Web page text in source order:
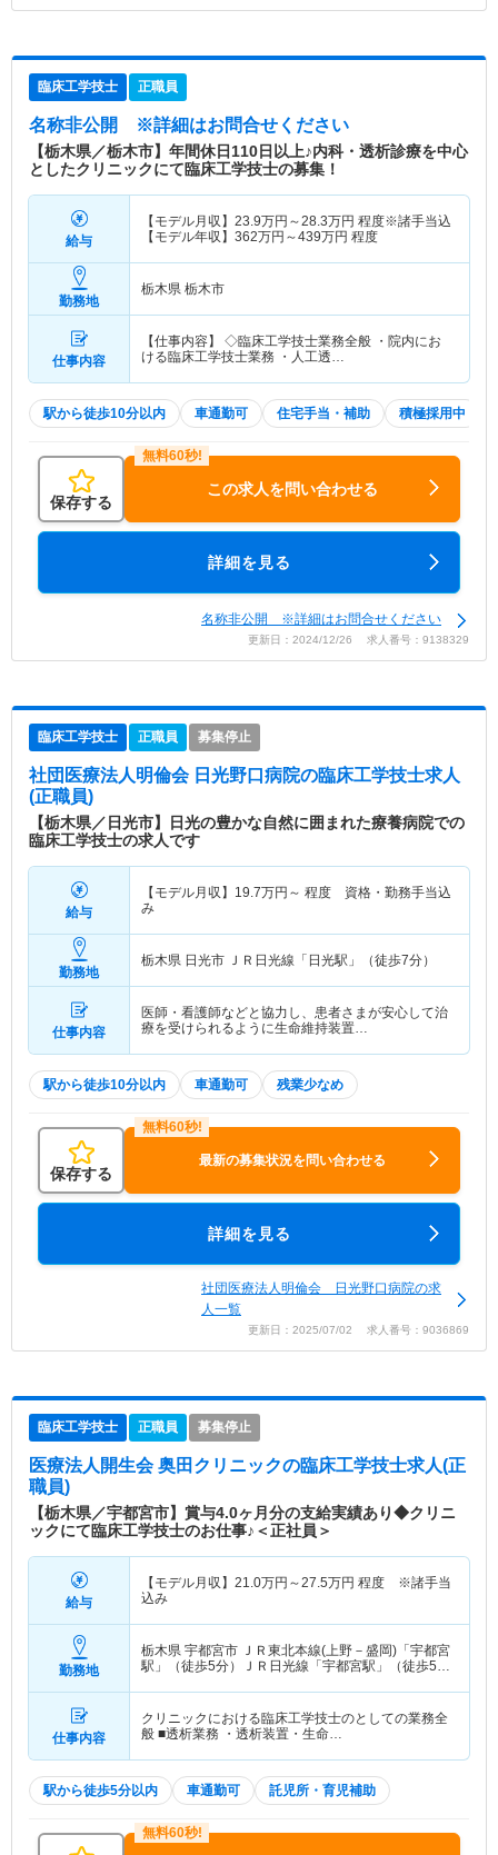
臨床工学技士 正職員
名称非公開 ※詳細はお問合せください
【栃木県／栃木市】年間休日110日以上♪内科・透析診療を中心
としたクリニックにて臨床工学技士の募集！
給与
【モデル月収】 23.9万円～28.3万円 程度※諸手当込
【モデル年収】 362万円～439万円 程度
勤務地
栃木県 栃木市
仕事内容
【仕事内容】 ◇臨床工学技士業務全般 ・院内にお
ける臨床工学技士業務 ・人工透…
駅から徒歩10分以内 車通勤可 住宅手当・補助 積極採用中
保存する
この求人を問い合わせる
詳細を見る
名称非公開 ※詳細はお問合せください
更新日：2024/12/26 求人番号：9138329
臨床工学技士 正職員 募集停止
社団医療法人明倫会 日光野口病院の臨床工学技士求人
(正職員)
【栃木県／日光市】日光の豊かな自然に囲まれた療養病院での
臨床工学技士の求人です
給与
【モデル月収】 19.7万円～ 程度 資格・勤務手当込
み
勤務地
栃木県 日光市 ＪＲ日光線「日光駅」（徒歩7分）
仕事内容
医師・看護師などと協力し、患者さまが安心して治
療を受けられるように生命維持装置…
駅から徒歩10分以内 車通勤可 残業少なめ
保存する
最新の募集状況を問い合わせる
詳細を見る
社団医療法人明倫会 日光野口病院の求
人一覧
更新日：2025/07/02 求人番号：9036869
臨床工学技士 正職員 募集停止
医療法人開生会 奥田クリニックの臨床工学技士求人(正
職員)
【栃木県／宇都宮市】賞与4.0ヶ月分の支給実績あり◆クリニ
ックにて臨床工学技士のお仕事♪＜正社員＞
給与
【モデル月収】 21.0万円～27.5万円 程度 ※諸手当
込み
勤務地
栃木県 宇都宮市 ＪＲ東北本線(上野－盛岡)「宇都宮
駅」（徒歩5分）ＪＲ日光線「宇都宮駅」（徒歩5
仕事内容
クリニックにおける臨床工学技士のとしての業務全
般 ■透析業務 ・透析装置・生命…
駅から徒歩5分以内 車通勤可 託児所・育児補助